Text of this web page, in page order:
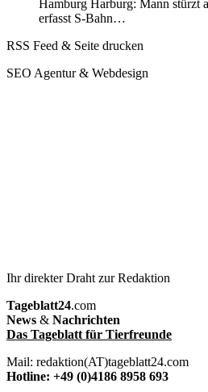
Hamburg Harburg: Mann stürzt
erfasst S-Bahn…
RSS Feed & Seite drucken
SEO Agentur & Webdesign
Ihr direkter Draht zur Redaktion
Tageblatt24.com
News & Nachrichten
Das Tageblatt für Tierfreunde
Mail: redaktion(AT)tageblatt24.com
Hotline: +49 (0)4186 8958 693